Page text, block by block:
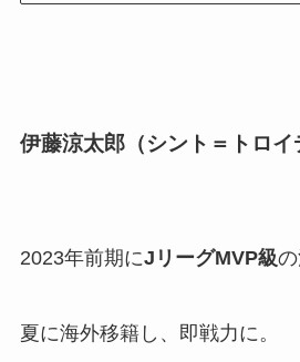
伊藤涼太郎（シント＝トロイ
2023年前期にJリーグMVP級の
夏に海外移籍し、即戦力に。